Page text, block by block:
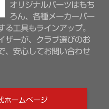
オリジナルパーツはもち
ろん、各種メーカーパー
る工具もラインアップ。
ザーが、クラブ選びのお
、安心してお問い合わせ
ホームページ